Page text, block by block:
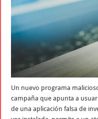
Un nuevo programa
campaña que apunta a
de una aplicación falsa de